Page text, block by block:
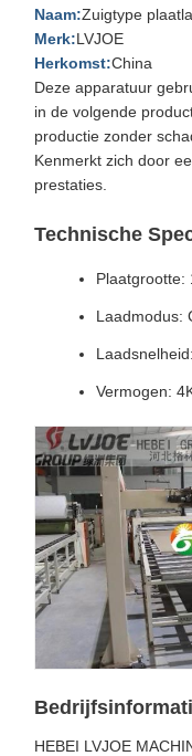
Naam:Zuigtype
Merk:LVJOE
Herkomst:China
Deze apparatuur
in de volgende
productie zonder
Kenmerkt zich door
prestaties.
Technische
Plaatgrootte:
Laadmodus:
Vermogen:
HEBEI LVJOE